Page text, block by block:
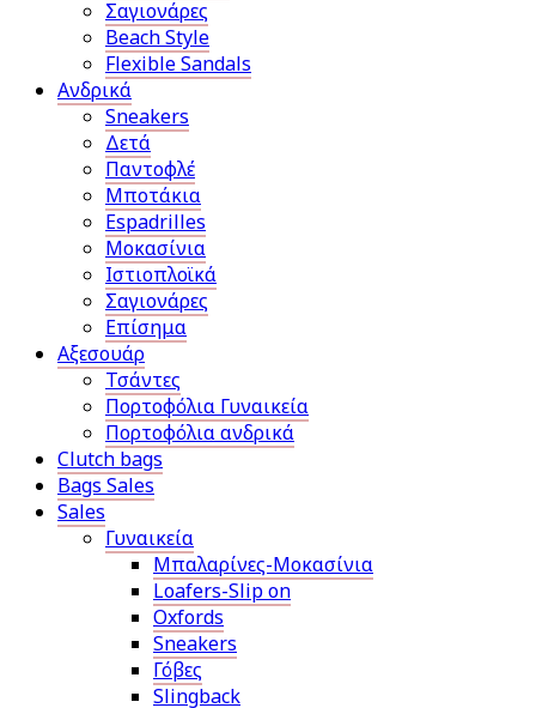
Σαγιονάρες
Beach Style
Flexible Sandals
Ανδρικά
Sneakers
Δετά
Παντοφλέ
Μποτάκια
Espadrilles
Μοκασίνια
Ιστιοπλοϊκά
Σαγιονάρες
Επίσημα
Αξεσουάρ
Τσάντες
Πορτοφόλια Γυναικεία
Πορτοφόλια ανδρικά
Clutch bags
Bags Sales
Sales
Γυναικεία
Μπαλαρίνες-Μοκασίνια
Loafers-Slip on
Oxfords
Sneakers
Γόβες
Slingback